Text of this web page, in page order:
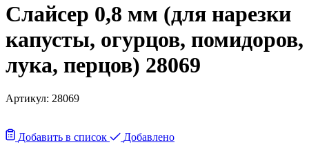
Слайсер 0,8 мм (для нарезки
капусты, огурцов, помидоров,
лука, перцов) 28069
Артикул: 28069
Добавить в список Добавлено